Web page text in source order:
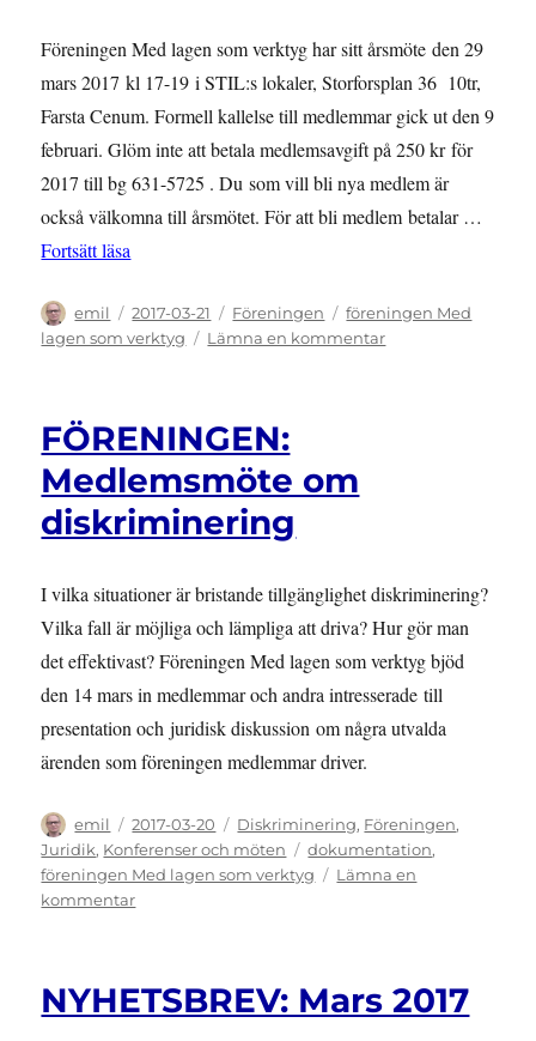
Föreningen Med lagen som verktyg har sitt årsmöte den 29
mars 2017 kl 17-19 i STIL:s lokaler, Storforsplan 36 10tr,
Farsta Cenum. Formell kallelse till medlemmar gick ut den 9
februari. Glöm inte att betala medlemsavgift på 250 kr för
2017 till bg 631-5725 . Du som vill bli nya medlem är
också välkomna till årsmötet. För att bli medlem betalar …
Fortsätt läsa
Författare
emil
Publicerat
den
2017-03-21 Kategorier
Föreningen Etiketter
föreningen Med
lagen som verktyg
Lämna en kommentartill
FÖRENINGEN:
Medlemsmöte om
diskriminering
I vilka situationer är bristande tillgänglighet diskriminering?
Vilka fall är möjliga och lämpliga att driva? Hur gör man
det effektivast? Föreningen Med lagen som verktyg bjöd
den 14 mars in medlemmar och andra intresserade till
presentation och juridisk diskussion om några utvalda
ärenden som föreningen medlemmar driver.
Författare
emil
Publicerat
den
2017-03-20 Kategorier
Diskriminering, Föreningen,
Juridik, Konferenser och möten Etiketter
dokumentation,
föreningen Med lagen som verktyg
Lämna en
kommentartill
diskriminering
NYHETSBREV: Mars 2017